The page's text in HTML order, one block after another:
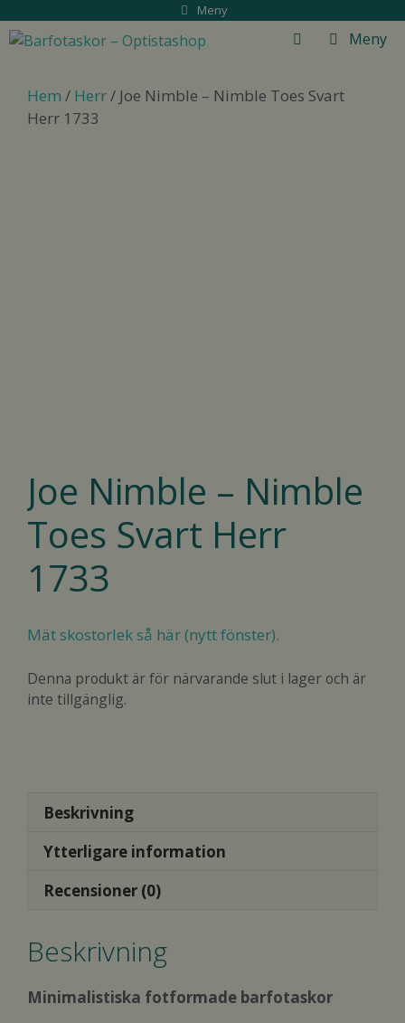
till
Meny
Meny
Hem / Herr/ Joe Nimble – Nimble Toes Svart
Herr 1733
Joe Nimble – Nimble
Toes Svart Herr
1733
Mät skostorlek så här (nytt fönster).
Denna produkt är för närvarande slut i lager och är
inte tillgänglig.
Beskrivning
Ytterligare information
Recensioner (0)
Beskrivning
Minimalistiska fotformade barfotaskor